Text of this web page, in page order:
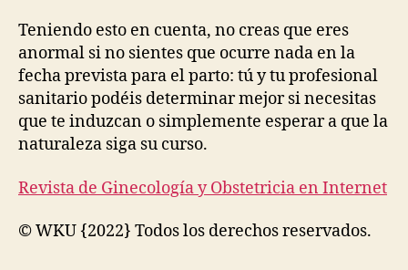
Teniendo esto en cuenta, no creas que eres
anormal si no sientes que ocurre nada en la
fecha prevista para el parto: tú y tu profesional
sanitario podéis determinar mejor si necesitas
que te induzcan o simplemente esperar a que la
naturaleza siga su curso.
Revista de Ginecología y Obstetricia en Internet
© WKU {2022} Todos los derechos reservados.